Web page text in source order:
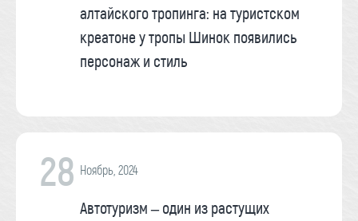
алтайского тропинга: на туристском
креатоне у тропы Шинок появились
персонаж и стиль
28 Ноябрь, 2024
Автотуризм – один из растущих